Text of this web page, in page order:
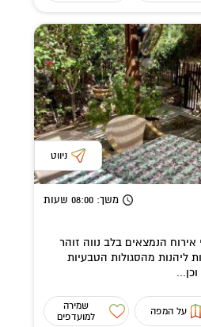
ניווט
משך: 08:00 שעות
הנמצאים בלב נווה זוהר
ליהנות מהסגולות הטבעיות
על המפה
שמירה
למועדפים